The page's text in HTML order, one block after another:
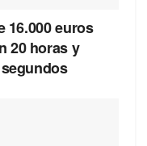
16.000 euros
20 horas y